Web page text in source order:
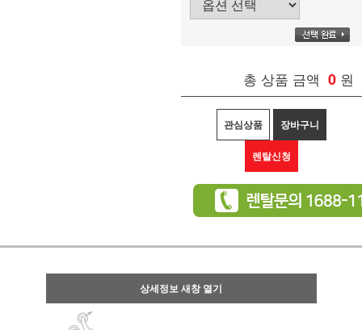
총 상품 금액 0 원
관심상품 장바구니
렌탈신청
상세정보 새창 열기